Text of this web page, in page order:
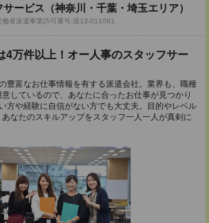
ービス（神奈川・千葉・埼玉エリア）
働者派遣事業許可番号:派13-011061
4万件以上！オー人事のスタッフサー
豊富なお仕事情報を有する派遣会社。業界も、職種
しているので、あなたに合ったお仕事が見つかり
方や経験に自信がない方でも大丈夫。目的やレベル
なたのスキルアップをスタッフ一人一人が真剣に